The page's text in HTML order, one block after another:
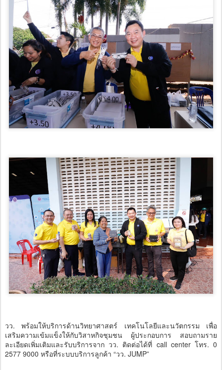
วว. พร้อมให้บริการด้านวิทยาศาสตร์ เทคโนโลยีและนวัตกรรม เพื่อ
เสริมความเข้มแข็งให้กับวิสาหกิจชุมชน ผู้ประกอบการ สอบถามราย
ละเอียดเพิ่มเติมและรับบริการจาก วว. ติดต่อได้ที่ call center โทร. 0
2577 9000 หรือที่ระบบบริการลูกค้า “วว. JUMP”